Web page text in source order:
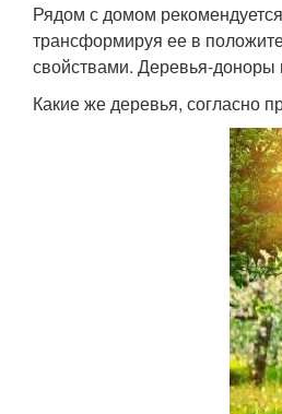
Рядом с домом
трансформируя ее в
свойствами. Деревья-доноры
Какие же деревья, согласно